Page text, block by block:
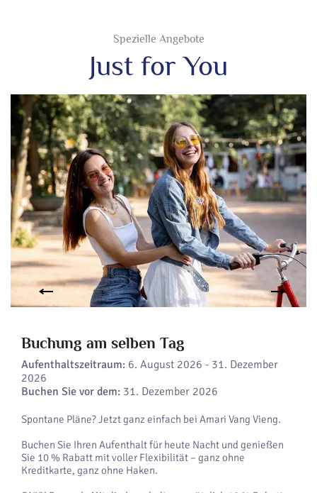
Spezielle Angebote
Just for You
Buchung am selben Tag
Aufenthaltszeitraum:6. August 2026 - 31. Dezember
2026
Buchen Sie vor dem:31. Dezember 2026
Spontane Pläne? Jetzt ganz einfach bei Amari Vang Vieng.
Buchen Sie Ihren Aufenthalt für heute Nacht und genießen
Sie 10 % Rabatt mit voller Flexibilität – ganz ohne
Kreditkarte, ganz ohne Haken.